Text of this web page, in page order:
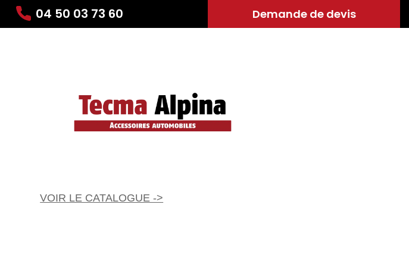
04 50 03 73 60 Demande de devis
VOIR LE CATALOGUE ->